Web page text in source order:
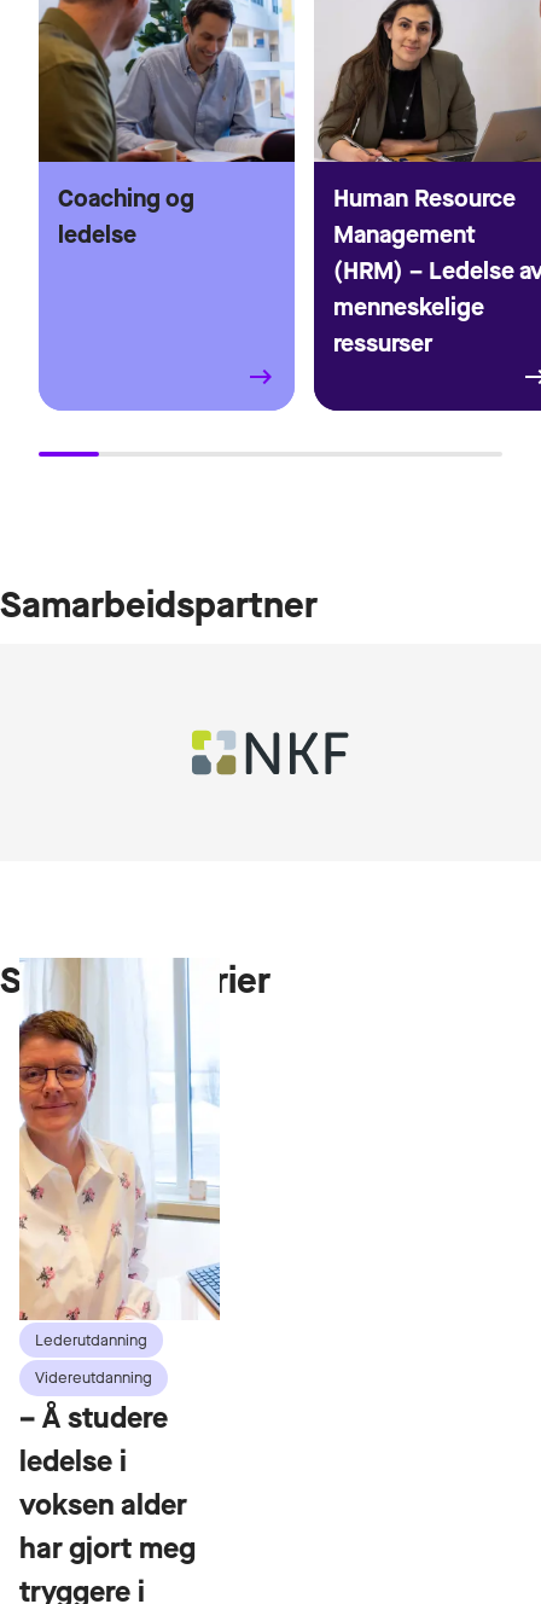
Samarbeidspartner
Studenthistorier
Lederutdanning
Videreutdanning
– Å studere
ledelse i
voksen alder
har gjort meg
tryggere i